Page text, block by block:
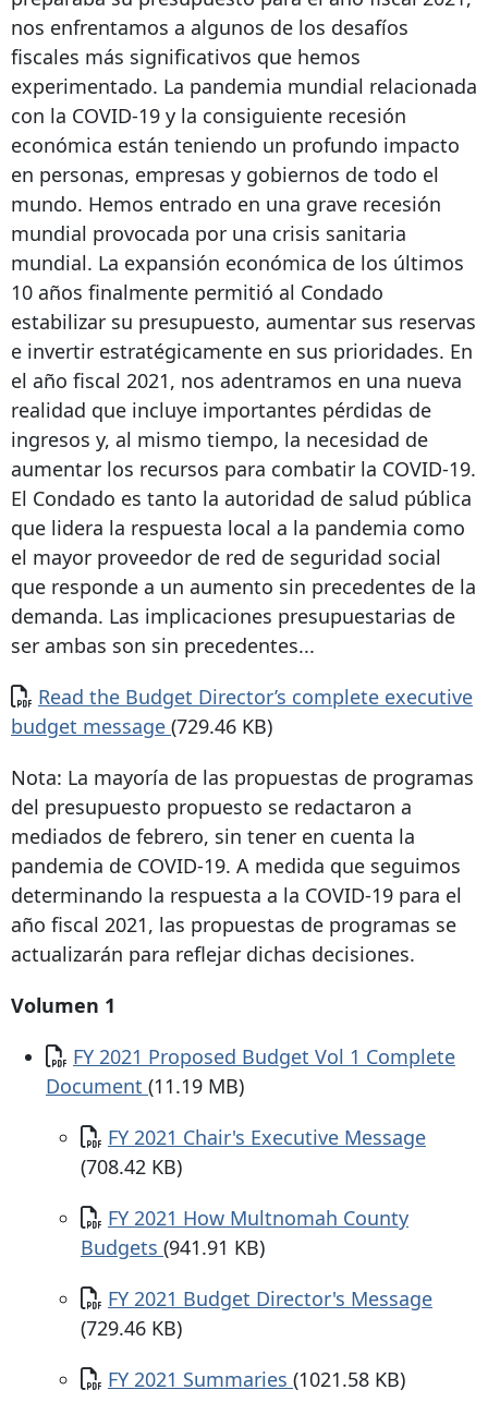
nos enfrentamos a algunos de los desafíos
fiscales más significativos que hemos
experimentado. La pandemia mundial relacionada
con la COVID-19 y la consiguiente recesión
económica están teniendo un profundo impacto
en personas, empresas y gobiernos de todo el
mundo. Hemos entrado en una grave recesión
mundial provocada por una crisis sanitaria
mundial. La expansión económica de los últimos
10 años finalmente permitió al Condado
estabilizar su presupuesto, aumentar sus reservas
e invertir estratégicamente en sus prioridades. En
el año fiscal 2021, nos adentramos en una nueva
realidad que incluye importantes pérdidas de
ingresos y, al mismo tiempo, la necesidad de
aumentar los recursos para combatir la COVID-19.
El Condado es tanto la autoridad de salud pública
que lidera la respuesta local a la pandemia como
el mayor proveedor de red de seguridad social
que responde a un aumento sin precedentes de la
demanda. Las implicaciones presupuestarias de
ser ambas son sin precedentes...
Documento
Read the Budget Director’s complete executive
budget message (729.46 KB)
Nota: La mayoría de las propuestas de programas
del presupuesto propuesto se redactaron a
mediados de febrero, sin tener en cuenta la
pandemia de COVID-19. A medida que seguimos
determinando la respuesta a la COVID-19 para el
año fiscal 2021, las propuestas de programas se
actualizarán para reflejar dichas decisiones.
Volumen 1
Documento
FY 2021 Proposed Budget Vol 1 Complete
Document (11.19 MB)
Documento
FY 2021 Chair's Executive Message
(708.42 KB)
Documento
FY 2021 How Multnomah County
Budgets (941.91 KB)
Documento
FY 2021 Budget Director's Message
(729.46 KB)
Documento
FY 2021 Summaries (1021.58 KB)